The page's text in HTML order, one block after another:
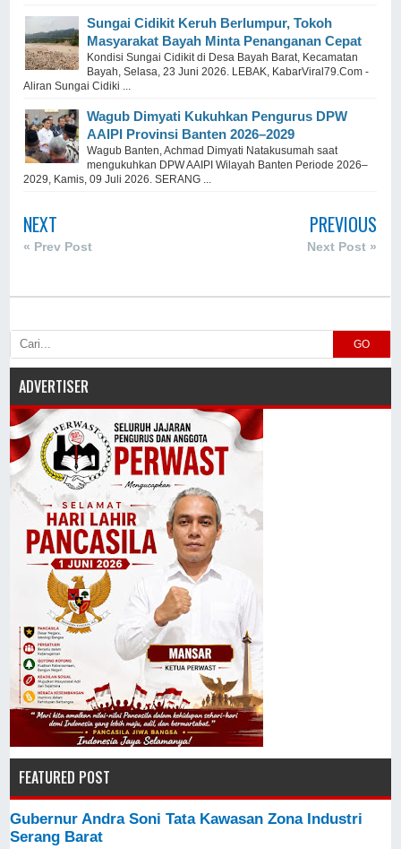
Sungai Cidikit Keruh Berlumpur, Tokoh
Masyarakat Bayah Minta Penanganan Cepat
Kondisi Sungai Cidikit di Desa Bayah Barat, Kecamatan
Bayah, Selasa, 23 Juni 2026. LEBAK, KabarViral79.Com -
Aliran Sungai Cidiki ...
Wagub Dimyati Kukuhkan Pengurus DPW
AAIPI Provinsi Banten 2026–2029
Wagub Banten, Achmad Dimyati Natakusumah saat
mengukuhkan DPW AAIPI Wilayah Banten Periode 2026–
2029, Kamis, 09 Juli 2026. SERANG ...
NEXT
« Prev Post
PREVIOUS
Next Post »
GO
ADVERTISER
FEATURED POST
Gubernur Andra Soni Tata Kawasan Zona Industri
Serang Barat